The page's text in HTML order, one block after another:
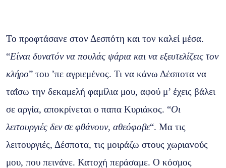
Το προφτάσανε στον Δεσπότη και τον καλεί μέσα.
“Είναι δυνατόν να πουλάς ψάρια και να εξευτελίζεις τον
κλήρο” του ’πε αγριεμένος. Τι να κάνω Δέσποτα να
ταΐσω την δεκαμελή φαμίλια μου, αφού μ’ έχεις βάλει
σε αργία, αποκρίνεται ο παπα Κυριάκος. “Οι
λειτουργιές δεν σε φθάνουν, αθεόφοβε“. Μα τις
λειτουργιές, Δέσποτα, τις μοιράζω στους χωριανούς
μου, που πεινάνε. Κατοχή περάσαμε. Ο κόσμος